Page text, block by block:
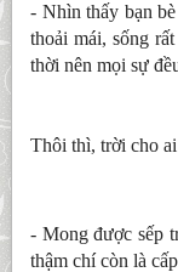
- Nhìn thấy bạn
thoải mái, sống
thời nên mọi sự
Thôi thì, trời cho
- Mong được sếp
thậm chí còn là